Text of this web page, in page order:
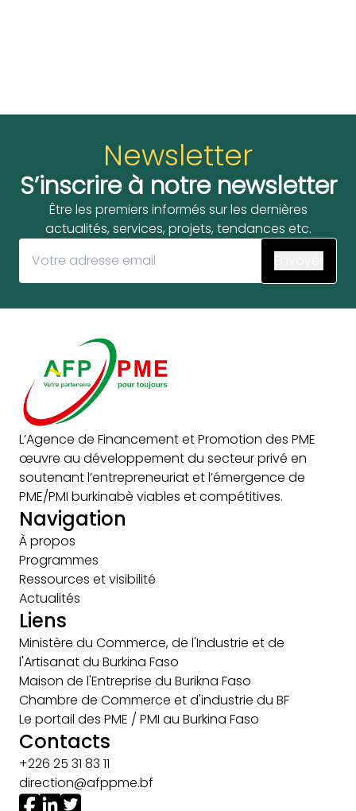
Newsletter
S’inscrire à notre newsletter
Être les premiers informés sur les dernières
actualités, services, projets, tendances etc.
L’Agence de Financement et Promotion des PME
œuvre au développement du secteur privé en
soutenant l’entrepreneuriat et l’émergence de
PME/PMI burkinabè viables et compétitives.
Navigation
À propos
Programmes
Ressources et visibilité
Actualités
Liens
Ministère du Commerce, de l'Industrie et de
l'Artisanat du Burkina Faso
Maison de l'Entreprise du Burikna Faso
Chambre de Commerce et d'industrie du BF
Le portail des PME / PMI au Burkina Faso
Contacts
+226 25 31 83 11
direction@afppme.bf